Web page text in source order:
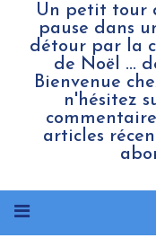
Un petit tour
pause dans
détour par la
de Noël ...
Bienvenue
n'hésitez
articles